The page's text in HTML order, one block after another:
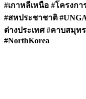
#เกาหลีเหนือ #โครงก
#สหประชาชาติ
ต่างประเทศ #คาบสมุท
#NorthKorea